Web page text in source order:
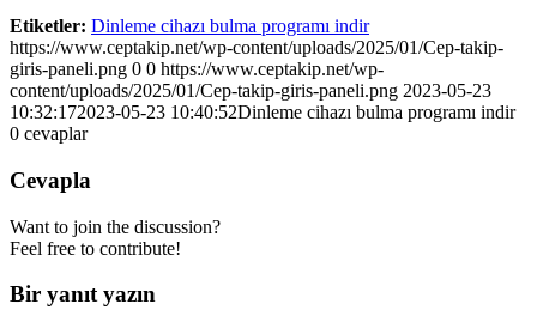
Etiketler: Dinleme cihazı bulma programı indir
https://www.ceptakip.net/wp-content/uploads/2025/01/Cep-takip-
giris-paneli.png 0 0 https://www.ceptakip.net/wp-
content/uploads/2025/01/Cep-takip-giris-paneli.png 2023-05-23
10:32:172023-05-23 10:40:52Dinleme cihazı bulma programı indir
0 cevaplar
Cevapla
Want to join the discussion?
Feel free to contribute!
Bir yanıt yazın